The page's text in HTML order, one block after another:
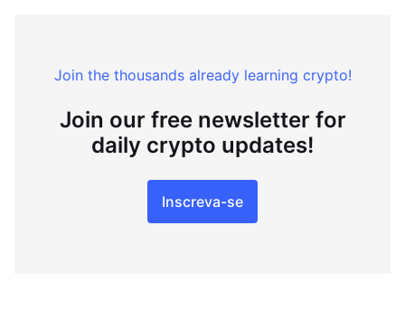
Join the thousands already learning crypto!
Join our free newsletter for
daily crypto updates!
Inscreva-se